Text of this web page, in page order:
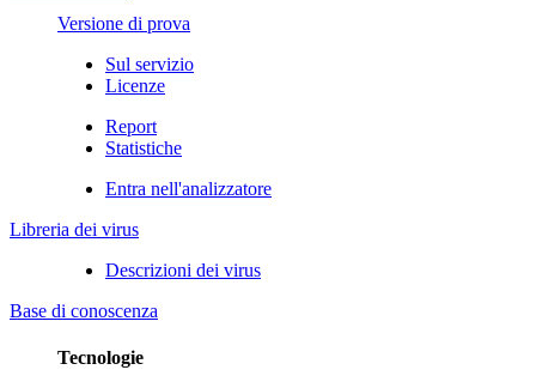
Versione di prova
Sul servizio
Licenze
Report
Statistiche
Entra nell'analizzatore
Libreria dei virus
Descrizioni dei virus
Base di conoscenza
Tecnologie